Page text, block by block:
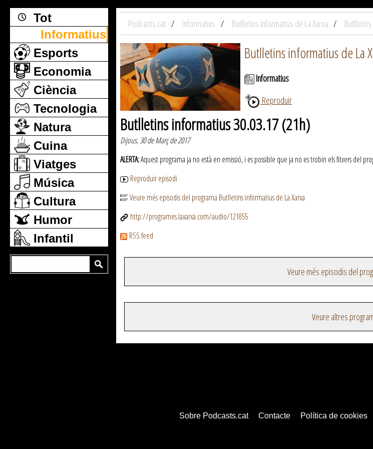
Tot
Informatius
Esports
Economia
Ciència
Tecnologia
Natura
Cuina
Viatges
Música
Cultura
Humor
Infantil
Podcasts.cat Informatius Butlletins informatius de La Xarxa
Butlletins informatius de La
Informatius
Reproduir
Butlletins informatius 30.03.17 (21h)
Dijous, 30 de Març de 2017
ALERTA:Aquest programa ja no està en emissió, i es possible que ja no es trobin els fitxers del
Reproduir episodi
Veure més episodis del programa Butlletins informatius de La Xarxa
http://programes.laxarxa.com/audio/121855
RSS feed
Veure més episodis del
Veure altres
Sobre Podcasts.cat Contacte Política de cookies